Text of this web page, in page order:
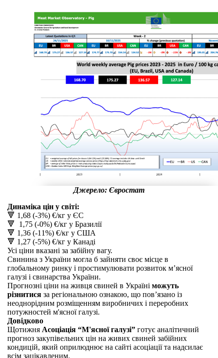
Джерело: Євростат
Динаміка цін у світі:
🔻 1,68 (-3%) €/кг у ЄС
🔻 1,75 (-0%) €/кг у Бразилії
🔻 1,36 (-11%) €/кг у США
🔻 1,27 (-5%) €/кг у Канаді
Усі ціни вказані за забійну вагу.
Свинина з України могла б зайняти своє місце в
глобальному ринку і простимулювати розвиток мʼясної
галузі і свинарства України.
Прогнозні ціни на живця свиней в Україні можуть
різнитися за регіональною ознакою, що пов’язано із
неоднорідним розміщенням виробничих і переробних
потужностей м'ясної галузі.
Довідково
Щотижня Асоціація “М'ясної галузі” готує аналітичний
прогноз закупівельних цін на живих свиней забійних
кондицій, який оприлюднює на сайті асоціації та надсилає
всім зацікавленим.